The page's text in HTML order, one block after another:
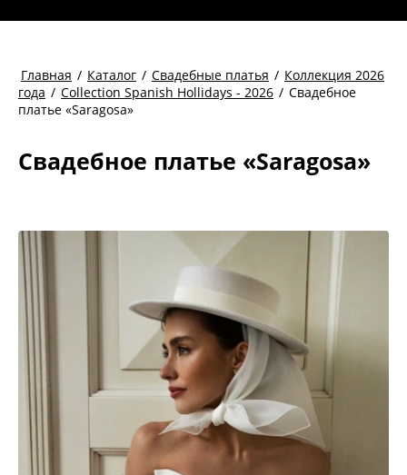
Главная / Каталог / Свадебные платья / Коллекция 2026
года / Collection Spanish Hollidays - 2026 / Свадебное
платье «Saragosa»
Свадебное платье «Saragosa»